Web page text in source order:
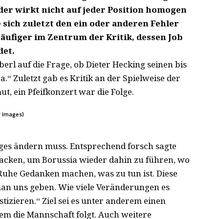
wirkt nicht auf jeder Position homogen
zuletzt den ein oder anderen Fehler
im Zentrum der Kritik, dessen Job
auf die Frage, ob Dieter Hecking seinen bis
Zuletzt gab es Kritik an der Spielweise der
ein Pfeifkonzert war die Folge.
ändern muss. Entsprechend forsch sagte
um Borussia wieder dahin zu führen, wo
Gedanken machen, was zu tun ist. Diese
uns geben. Wie viele Veränderungen es
Ziel sei es unter anderem einen
die Mannschaft folgt. Auch weitere